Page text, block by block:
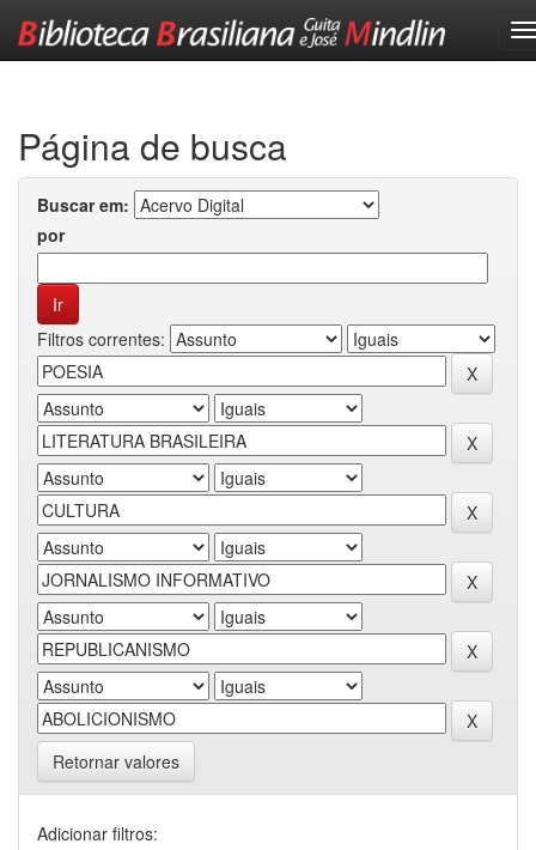
Página de busca
Buscar em:
por
Filtros correntes:
Retornar valores
Adicionar filtros: